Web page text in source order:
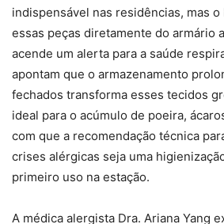
indispensável nas residências, mas
essas peças diretamente do armário
acende um alerta para a saúde
apontam que o armazenamento
fechados transforma esses tecidos
ideal para o acúmulo de poeira,
com que a recomendação técnica
crises alérgicas seja uma
primeiro uso na estação.
A médica alergista Dra. Ariana Yang